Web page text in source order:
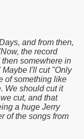
and from then,
the record
somewhere in
I'll cut "Only
of something like
We should cut it
cut, and that
a huge Jerry
of the songs from